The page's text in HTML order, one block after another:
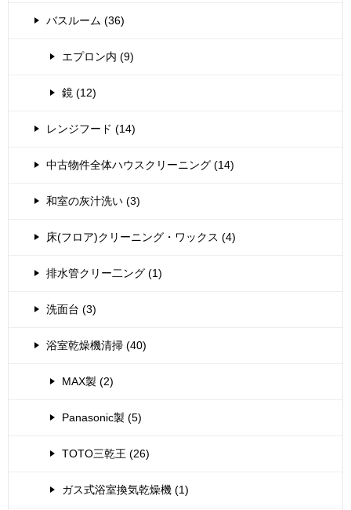
バスルーム (36)
エプロン内 (9)
鏡 (12)
レンジフード (14)
中古物件全体ハウスクリーニング (14)
和室の灰汁洗い (3)
床(フロア)クリーニング・ワックス (4)
排水管クリー二ング (1)
洗面台 (3)
浴室乾燥機清掃 (40)
MAX製 (2)
Panasonic製 (5)
TOTO三乾王 (26)
ガス式浴室換気乾燥機 (1)